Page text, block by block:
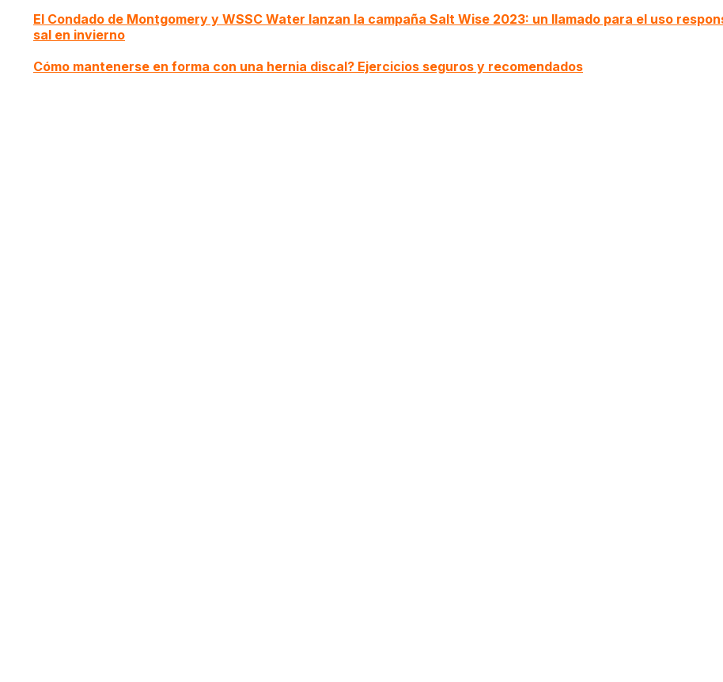
El Condado de Montgomery y WSSC Water lanzan la campaña Salt Wise 2023: un llamado para el uso
sal en invierno
Cómo mantenerse en forma con una hernia discal? Ejercicios seguros y recomendados